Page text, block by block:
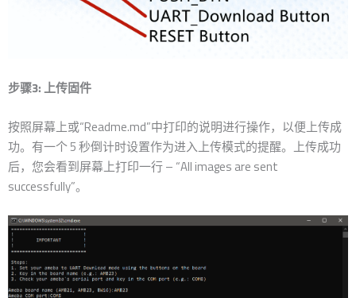
步骤3: 上传固件
按照屏幕上或“Readme.md”中打印的说明进行操作，以便上传成
功。有一个 5 秒倒计时设置作为进入上传模式的提醒。上传成功
后，您会看到屏幕上打印一行 – “All images are sent
successfully”。